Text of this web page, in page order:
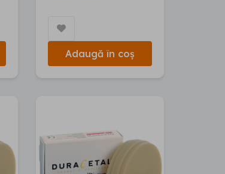
Adaugă în coș